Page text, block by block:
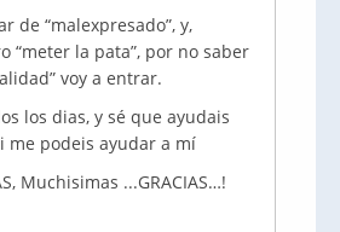
de “malexpresado”, y,
“meter la pata”, por no saber
voy a entrar.
los dias, y sé que ayudais
me podeis ayudar a mí
...GRACIAS…!